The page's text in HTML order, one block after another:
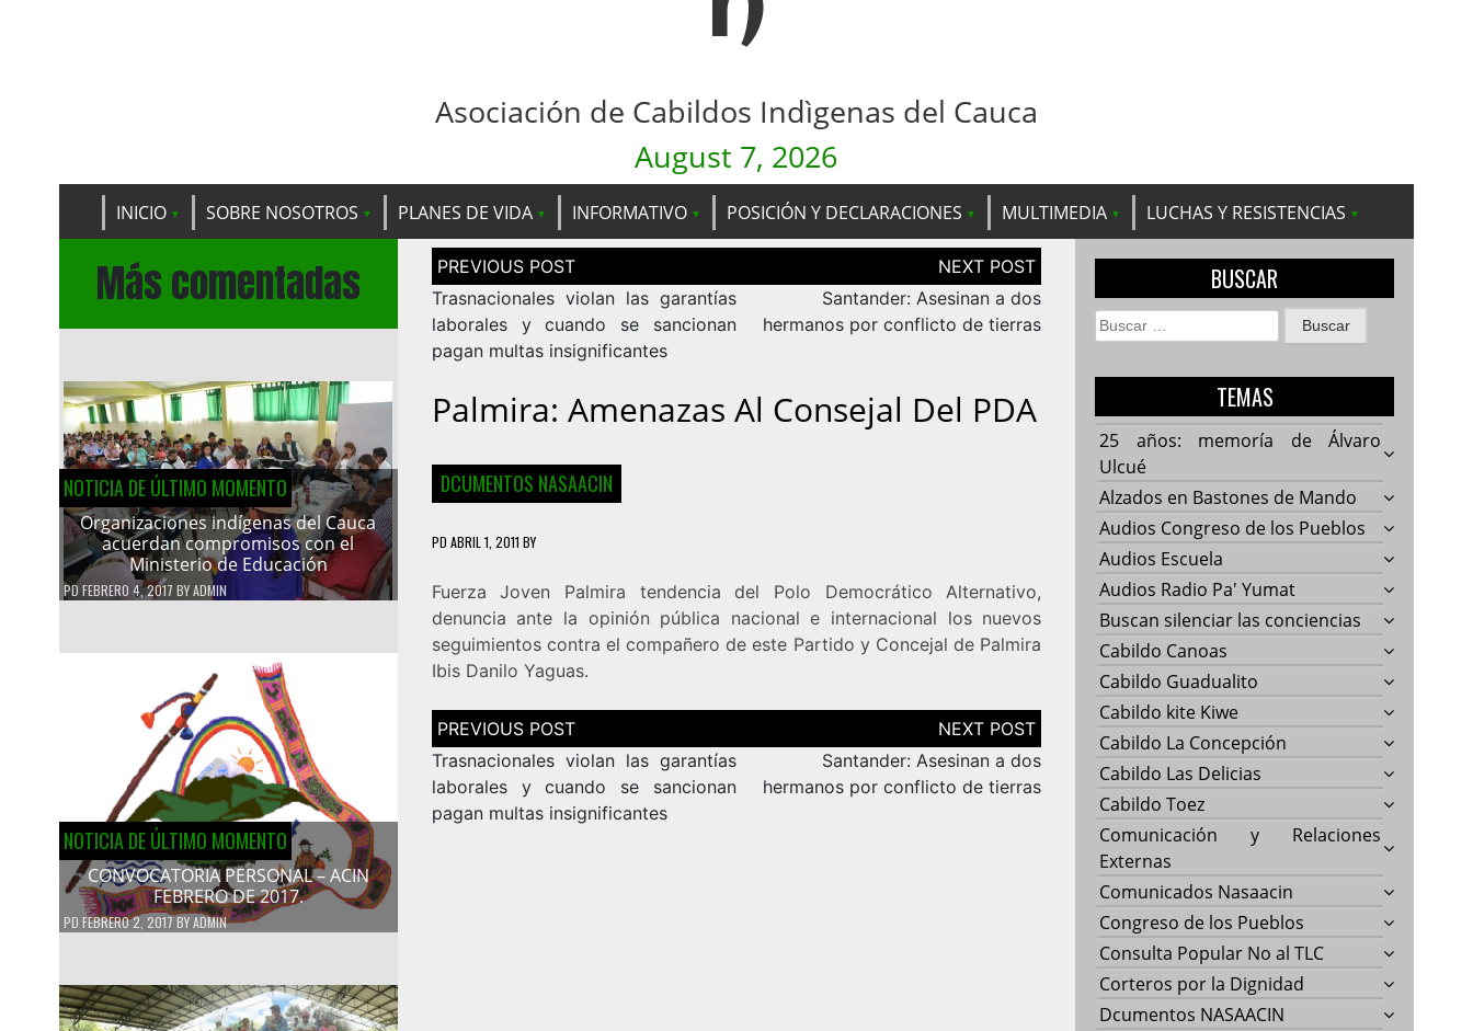
Asociación de Cabildos Indìgenas del Cauca
August 7, 2026
INICIO SOBRE NOSOTROS PLANES DE VIDA INFORMATIVO POSICIÓN Y DECLARACIONES MULTIMEDIA LUCHAS Y RESISTENCIAS
Más comentadas
NOTICIA DE ÚLTIMO MOMENTO
Organizaciones indígenas del Cauca
acuerdan compromisos con el
Ministerio de Educación
PD FEBRERO 4, 2017 BYADMIN
NOTICIA DE ÚLTIMO MOMENTO
CONVOCATORIA PERSONAL – ACIN
FEBRERO DE 2017.
PD FEBRERO 2, 2017BYADMIN
Navegación
de
entradas
Trasnacionales violan las garantías
laborales y cuando se sancionan
pagan multas insignificantes
Santander: Asesinan a dos
hermanos por conflicto de tierras
Palmira: Amenazas Al Consejal Del PDA
DCUMENTOS NASAACIN
PD ABRIL 1, 2011 BY
Fuerza Joven Palmira tendencia del Polo Democrático Alternativo,
denuncia ante la opinión pública nacional e internacional los nuevos
seguimientos contra el compañero de este Partido y Concejal de Palmira
Ibis Danilo Yaguas.
Navegación
de
entradas
Trasnacionales violan las garantías
laborales y cuando se sancionan
pagan multas insignificantes
Santander: Asesinan a dos
hermanos por conflicto de tierras
BUSCAR
Buscar:
TEMAS
25 años: memoría de Álvaro
Ulcué
Alzados en Bastones de Mando
Audios Congreso de los Pueblos
Audios Escuela
Audios Radio Pa' Yumat
Buscan silenciar las conciencias
Cabildo Canoas
Cabildo Guadualito
Cabildo kite Kiwe
Cabildo La Concepción
Cabildo Las Delicias
Cabildo Toez
Comunicación y Relaciones
Externas
Comunicados Nasaacin
Congreso de los Pueblos
Consulta Popular No al TLC
Corteros por la Dignidad
Dcumentos NASAACIN